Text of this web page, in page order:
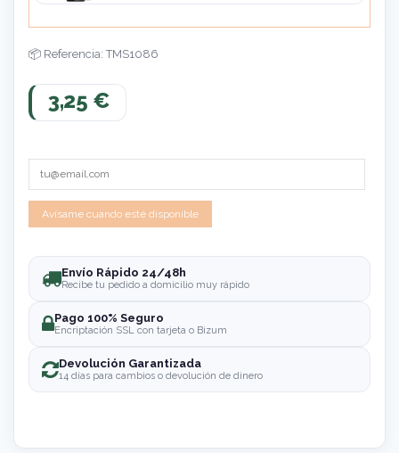
Referencia: TMS1086
3,25 €
Envío Rápido 24/48h
Recibe tu pedido a domicilio muy rápido
Pago 100% Seguro
Encriptación SSL con tarjeta o Bizum
Devolución Garantizada
14 días para cambios o devolución de dinero